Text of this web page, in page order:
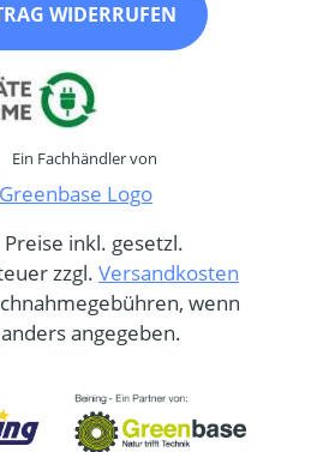
WIDERRUFEN
Ein Fachhändler von
inkl. gesetzl.
zzgl. Versandkosten
wenn
angegeben.